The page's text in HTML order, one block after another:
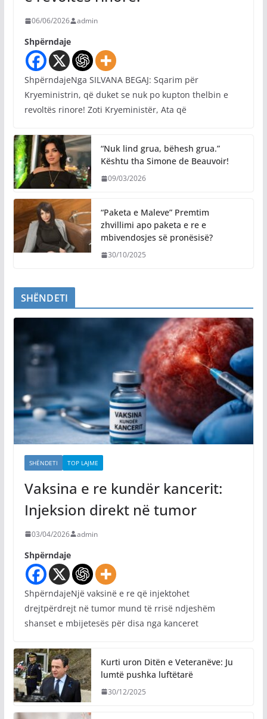
06/06/2026 admin
Shpërndaje
ShpërndajeNga SILVANA BEGAJ: Sqarim për
Kryeministrin, që duket se nuk po kupton thelbin e
revoltës rinore! Zoti Kryeministër, Ata që
“Nuk lind grua, bëhesh grua.”
Kështu tha Simone de Beauvoir!
09/03/2026
“Paketa e Maleve” Premtim
zhvillimi apo paketa e re e
mbivendosjes së pronësisë?
30/10/2025
SHËNDETI
SHËNDETI TOP LAJME
Vaksina e re kundër kancerit:
Injeksion direkt në tumor
03/04/2026 admin
Shpërndaje
ShpërndajeNjë vaksinë e re që injektohet
drejtpërdrejt në tumor mund të rrisë ndjeshëm
shanset e mbijetesës për disa nga kanceret
Kurti uron Ditën e Veteranëve: Ju
lumtë pushka luftëtarë
30/12/2025